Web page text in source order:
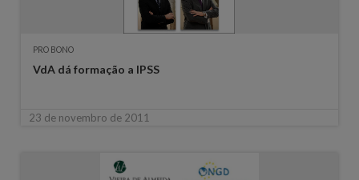
PRO BONO
VdA dá formação a IPSS
23 de novembro de 2011